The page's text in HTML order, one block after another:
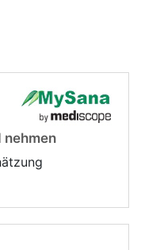
nehmen